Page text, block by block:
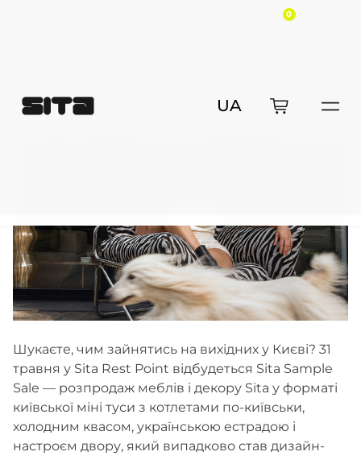
0
Куди піти в Києві на вихідних:
Дня Києва
Шукаєте, чим зайнятись на вихідних у Києві? 31
травня у Sita Rest Point відбудеться Sita Sample
Sale — розпродаж меблів і декору Sita у форматі
київської міні туси з котлетами по-київськи,
холодним квасом, українською естрадою і
настроєм двору, який випадково став дизайн-